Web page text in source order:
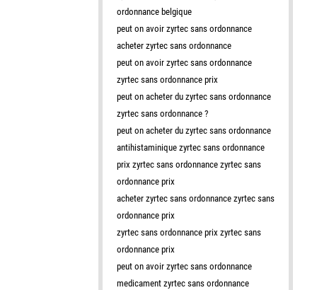
ordonnance belgique
peut on avoir zyrtec sans ordonnance
acheter zyrtec sans ordonnance
peut on avoir zyrtec sans ordonnance
zyrtec sans ordonnance prix
peut on acheter du zyrtec sans ordonnance
zyrtec sans ordonnance ?
peut on acheter du zyrtec sans ordonnance
antihistaminique zyrtec sans ordonnance
prix zyrtec sans ordonnance zyrtec sans
ordonnance prix
acheter zyrtec sans ordonnance zyrtec sans
ordonnance prix
zyrtec sans ordonnance prix zyrtec sans
ordonnance prix
peut on avoir zyrtec sans ordonnance
medicament zyrtec sans ordonnance